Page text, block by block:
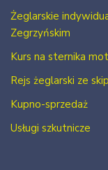
Żeglarskie
Zegrzyńskim
Kurs na sternika
Rejs żeglarski ze
Kupno-sprzedaż
Usługi szkutnicze